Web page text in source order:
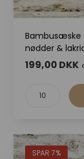
Bambusæske
nødder &
199,00 DKK
SPAR 7%